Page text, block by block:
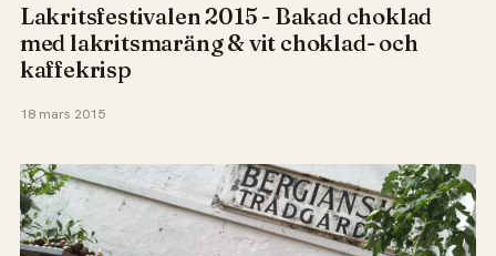
Lakritsfestivalen 2015 - Bakad choklad
med lakritsmaräng & vit choklad- och
kaffekrisp
18 mars 2015